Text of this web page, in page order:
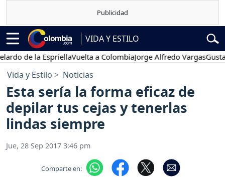
VIDA Y ESTILO
la EspriellaVuelta a ColombiaJorge Alfredo VargasGustavo
Vida y Estilo Noticias
Esta sería la forma eficaz de
depilar tus cejas y tenerlas
lindas siempre
Jue, 28 Sep 2017 3:46 pm
Comparte en: